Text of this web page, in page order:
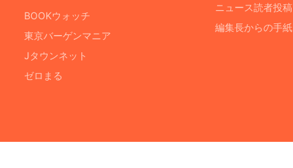
BOOKウォッチ
東京バーゲンマニア
Jタウンネット
ゼロまる
ニュース読者投稿
編集長からの手紙